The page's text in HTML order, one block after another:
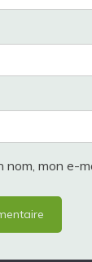
nom, mon e-